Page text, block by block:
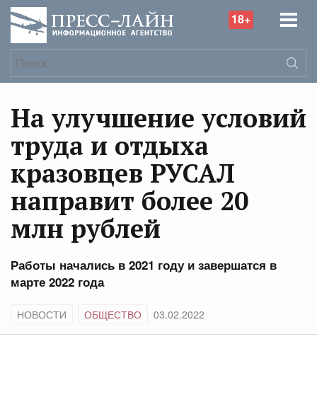
18+
На улучшение условий
труда и отдыха
кразовцев РУСАЛ
направит более 20
млн рублей
Работы начались в 2021 году и завершатся в
марте 2022 года
НОВОСТИ ОБЩЕСТВО 03.02.2022